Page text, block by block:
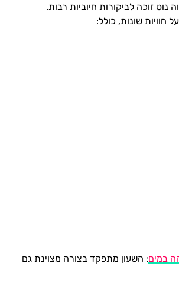
נוט זוכה לביקורות חיוביות רבות.
חוויות שונות, כולל:
במים: השעון מתפקד בצורה מצוינת גם